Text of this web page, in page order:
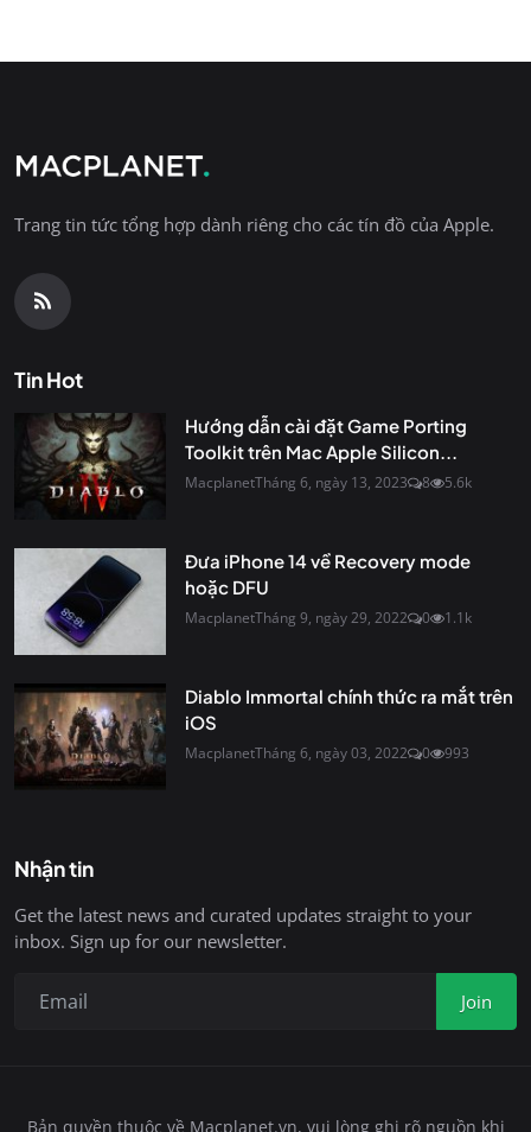
Trang tin tức tổng hợp dành riêng cho các tín đồ của Apple.
Tin Hot
Hướng dẫn cài đặt Game Porting
Toolkit trên Mac Apple Silicon...
MacplanetTháng 6, ngày 13, 2023 8 5.6k
Đưa iPhone 14 về Recovery mode
hoặc DFU
MacplanetTháng 9, ngày 29, 2022 0 1.1k
Diablo Immortal chính thức ra mắt trên
iOS
MacplanetTháng 6, ngày 03, 2022 0 993
Nhận tin
Get the latest news and curated updates straight to your
inbox. Sign up for our newsletter.
Join
Bản quyền thuộc về Macplanet.vn, vui lòng ghi rõ nguồn khi